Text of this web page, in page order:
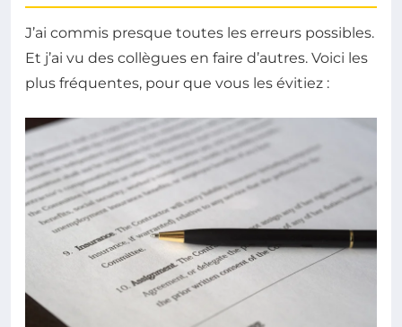
J’ai commis presque toutes les erreurs possibles.
Et j’ai vu des collègues en faire d’autres. Voici les
plus fréquentes, pour que vous les évitiez :